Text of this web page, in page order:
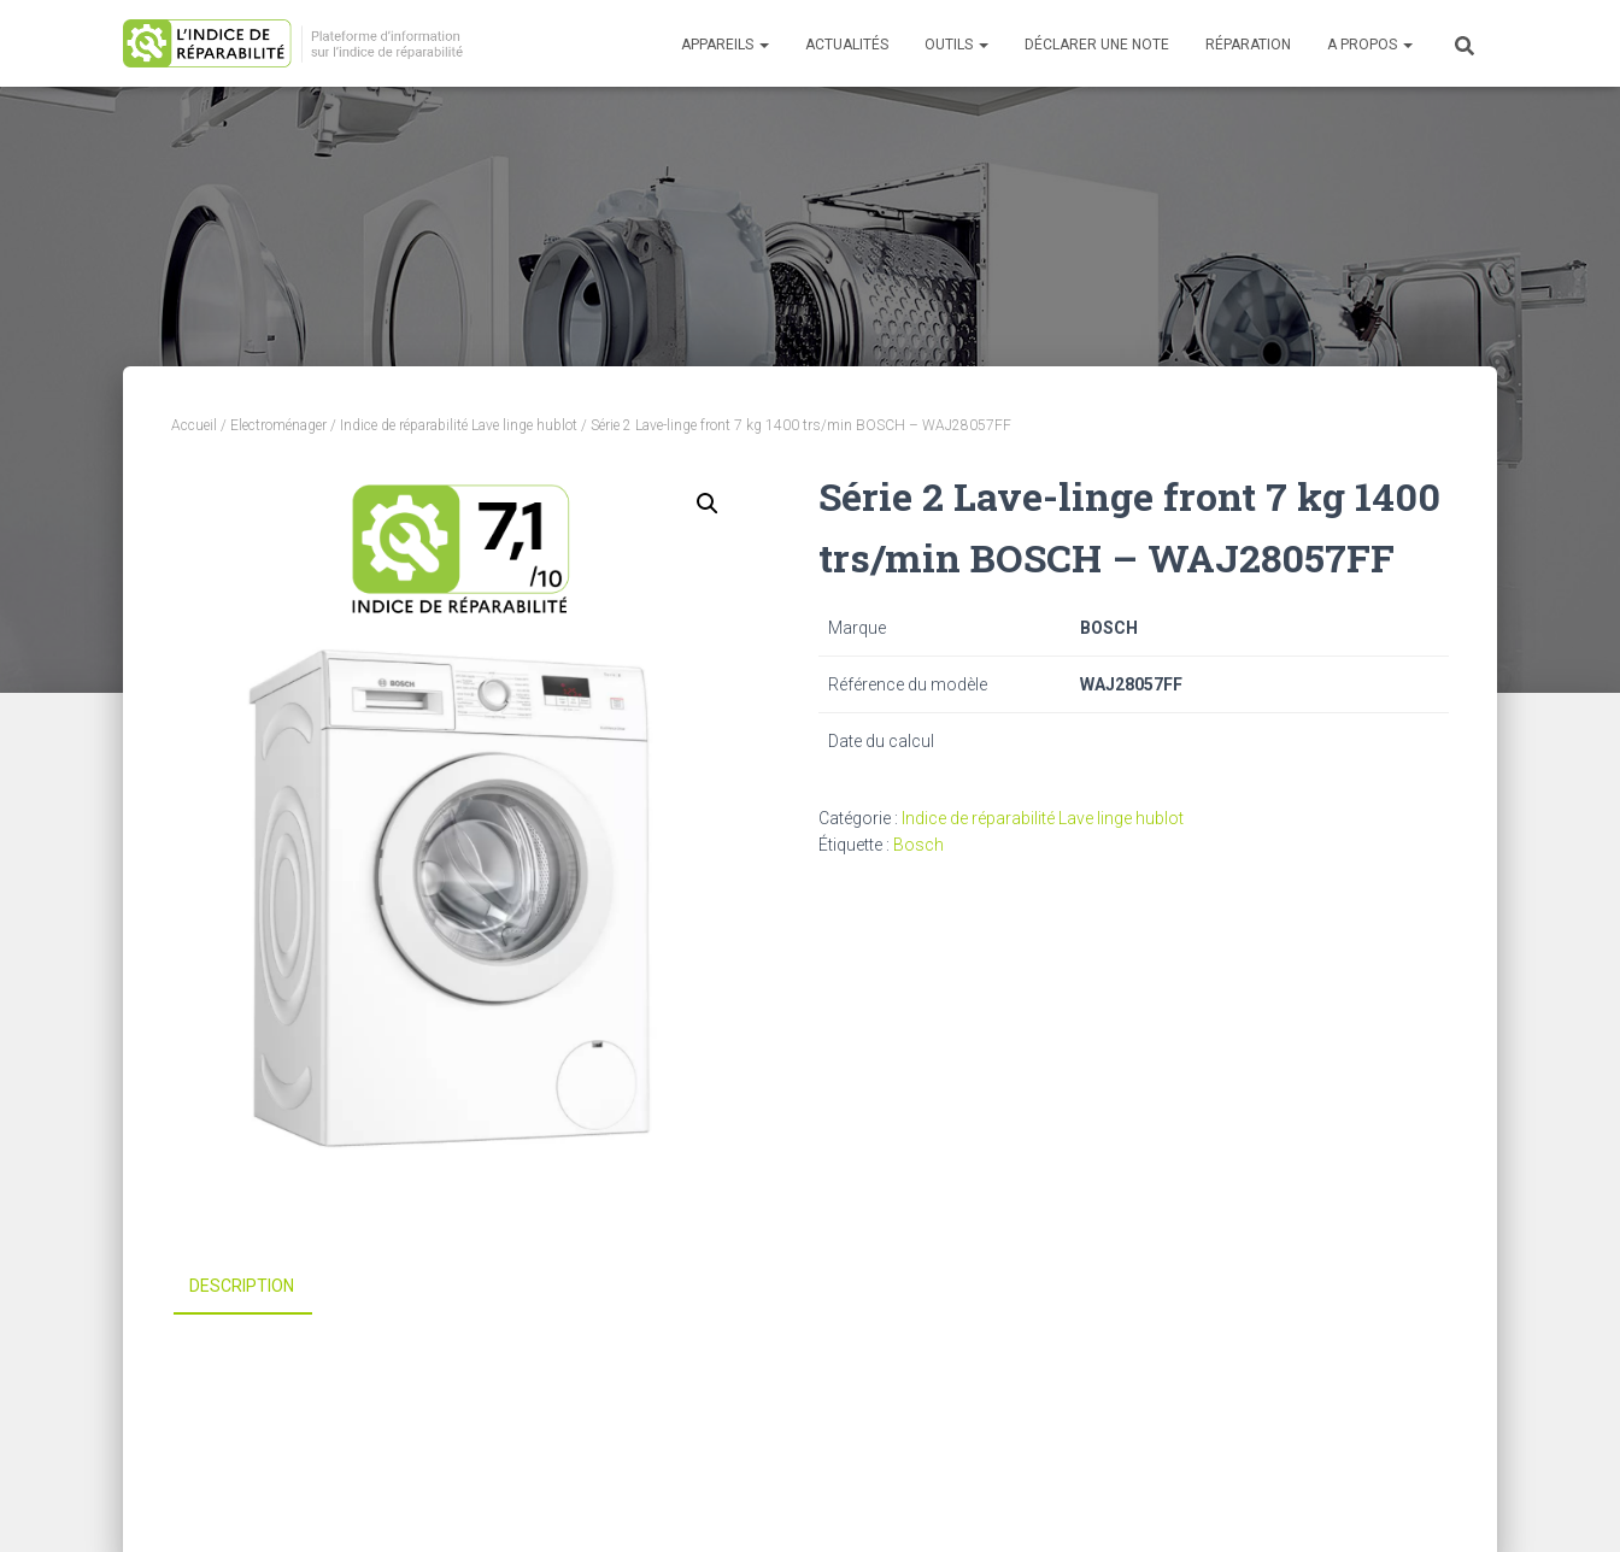
APPAREILS ACTUALITÉS OUTILS DÉCLARER UNE NOTE RÉPARATION A PROPOS
Accueil / Electroménager / Indice de réparabilité Lave linge hublot / Série 2 Lave-linge front 7 kg 1400 trs/min BOSCH – WAJ28057FF
Série 2 Lave-linge front 7 kg 1400
trs/min BOSCH – WAJ28057FF
Marque BOSCH
Référence du modèle WAJ28057FF
Date du calcul
Catégorie : Indice de réparabilité Lave linge hublot
Étiquette : Bosch
DESCRIPTION